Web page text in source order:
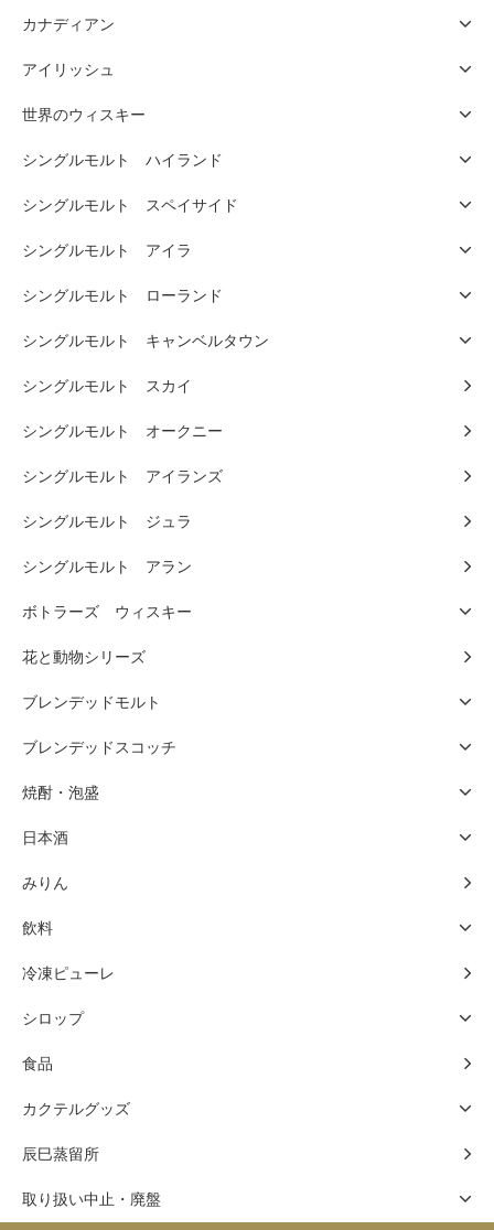
カナディアン
アイリッシュ
世界のウィスキー
シングルモルト ハイランド
シングルモルト スペイサイド
シングルモルト アイラ
シングルモルト ローランド
シングルモルト キャンベルタウン
シングルモルト スカイ
シングルモルト オークニー
シングルモルト アイランズ
シングルモルト ジュラ
シングルモルト アラン
ボトラーズ ウィスキー
花と動物シリーズ
ブレンデッドモルト
ブレンデッドスコッチ
焼酎・泡盛
日本酒
みりん
飲料
冷凍ピューレ
シロップ
食品
カクテルグッズ
辰巳蒸留所
取り扱い中止・廃盤